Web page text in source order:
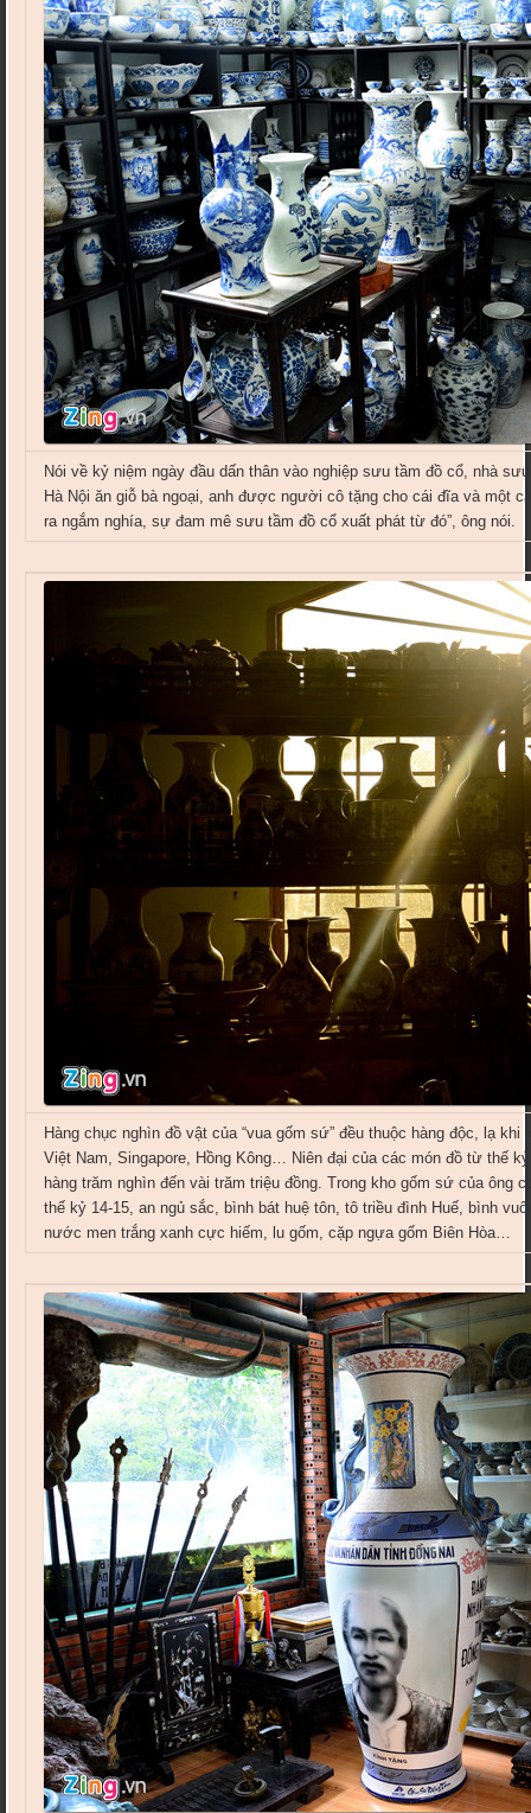
Nói về kỷ niệm ngày đầu dấn thân vào nghiệp sưu tầm đồ cổ, nhà
Hà Nội ăn giỗ bà ngoại, anh được người cô tặng cho cái đĩa và một
ra ngắm nghía, sự đam mê sưu tầm đồ cổ xuất phát từ đó”, ông nói.
Hàng chục nghìn đồ vật của “vua gốm sứ” đều thuộc hàng độc, lạ
Việt Nam, Singapore, Hồng Kông… Niên đại của các món đồ từ thế
hàng trăm nghìn đến vài trăm triệu đồng. Trong kho gốm sứ của ông
thế kỷ 14-15, an ngủ sắc, bình bát huệ tôn, tô triều đình Huế, bình
nước men trắng xanh cực hiếm, lu gốm, cặp ngựa gốm Biên Hòa…